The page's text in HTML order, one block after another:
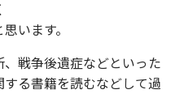
います。
戦争後遺症などといった
る書籍を読むなどして過